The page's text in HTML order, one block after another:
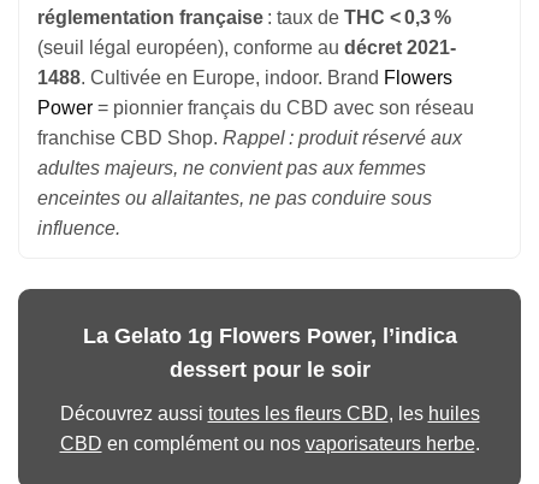
réglementation française : taux de THC < 0,3 %
(seuil légal européen), conforme au décret 2021-
1488. Cultivée en Europe, indoor. Brand Flowers
Power = pionnier français du CBD avec son réseau
franchise CBD Shop. Rappel : produit réservé aux
adultes majeurs, ne convient pas aux femmes
enceintes ou allaitantes, ne pas conduire sous
influence.
La Gelato 1g Flowers Power, l’indica
dessert pour le soir
Découvrez aussi toutes les fleurs CBD, les huiles
CBD en complément ou nos vaporisateurs herbe.